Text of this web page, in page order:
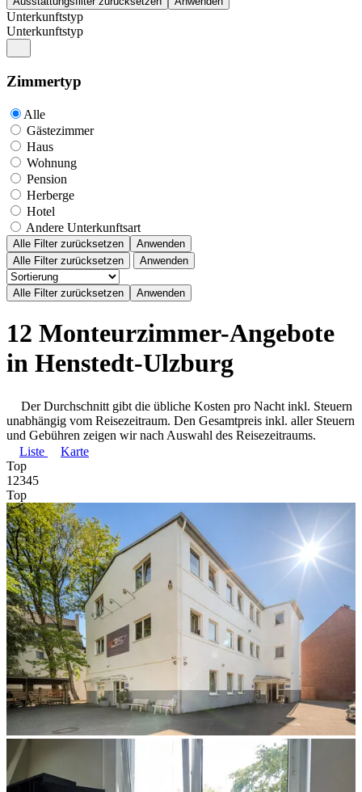
Unterkunftstyp
Unterkunftstyp
Zimmertyp
Alle
Gästezimmer
Haus
Wohnung
Pension
Herberge
Hotel
Andere Unterkunftsart
Alle Filter zurücksetzen
Anwenden
Alle Filter zurücksetzen
Anwenden
12 Monteurzimmer-Angebote
in Henstedt-Ulzburg
Der Durchschnitt gibt die übliche Kosten pro Nacht inkl. Steuern
unabhängig vom Reisezeitraum. Den Gesamtpreis inkl. aller Steuern
und Gebühren zeigen wir nach Auswahl des Reisezeitraums.
Liste
Karte
Top
1 2345
Top